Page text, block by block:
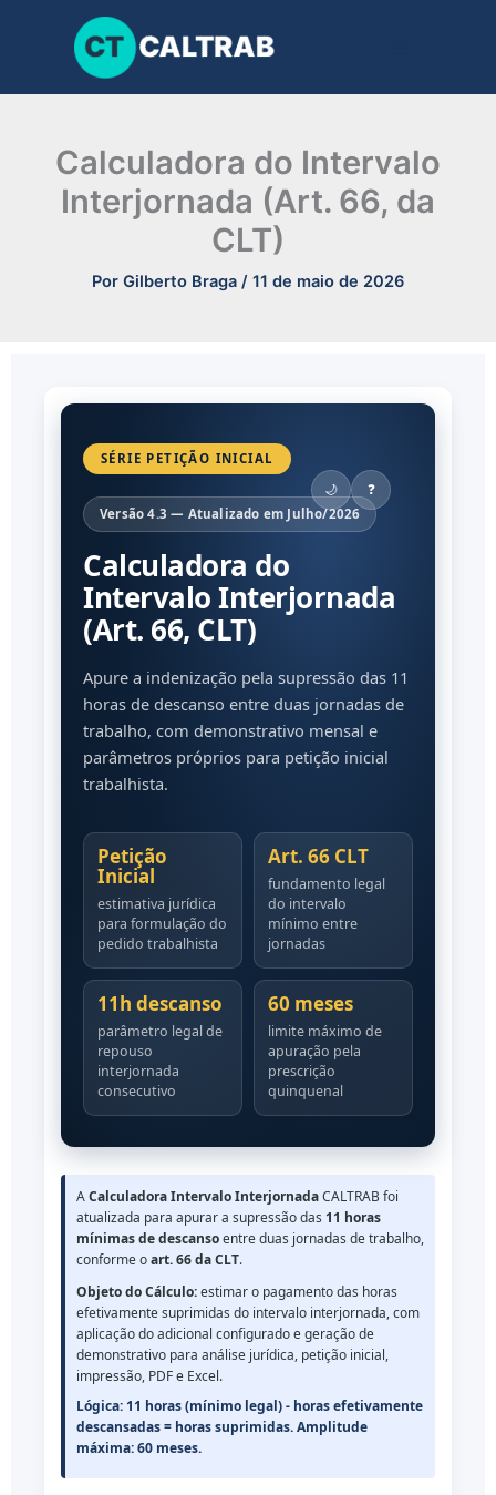
conteúdo
Calculadora do Intervalo
Interjornada (Art. 66, da
CLT)
Por Gilberto Braga / 11 de maio de 2026
🌙 ❓
SÉRIE PETIÇÃO INICIAL
Versão 4.3 — Atualizado em Julho/2026
Calculadora do
Intervalo Interjornada
(Art. 66, CLT)
Apure a indenização pela supressão das 11
horas de descanso entre duas jornadas de
trabalho, com demonstrativo mensal e
parâmetros próprios para petição inicial
trabalhista.
Petição
Inicial
estimativa jurídica
para formulação do
pedido trabalhista
Art. 66 CLT
fundamento legal
do intervalo
mínimo entre
jornadas
11h descanso
parâmetro legal de
repouso
interjornada
consecutivo
60 meses
limite máximo de
apuração pela
prescrição
quinquenal
ACalculadora Intervalo InterjornadaCALTRAB foi
atualizada para apurar a supressão das 11 horas
mínimas de descansoentre duas jornadas de trabalho,
conforme oart. 66 da CLT.
Objeto do Cálculo:estimar o pagamento das horas
efetivamente suprimidas do intervalo interjornada, com
aplicação do adicional configurado e geração de
demonstrativo para análise jurídica, petição inicial,
impressão, PDF e Excel.
Lógica: 11 horas (mínimo legal) - horas efetivamente
descansadas = horas suprimidas. Amplitude
máxima: 60 meses.